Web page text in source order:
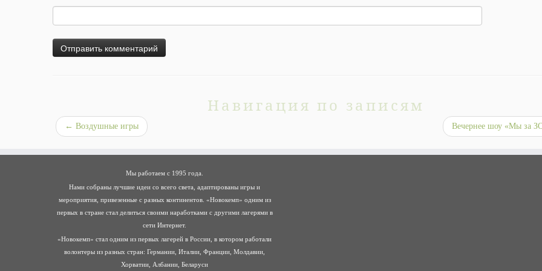
Навигация по записям
← Воздушные игры Вечернее шоу «Мы за
Мы работаем с 1995 года.
Нами собраны лучшие идеи со всего света, адаптированы игры и
мероприятия, привезенные с разных континентов. «Новокемп» одним из
первых в стране стал делиться своими наработками с другими лагерями в
сети Интернет.
«Новокемп» стал одним из первых лагерей в России, в котором работали
волонтеры из разных стран: Германии, Италии, Франции, Молдавии,
Хорватии, Албании, Беларуси